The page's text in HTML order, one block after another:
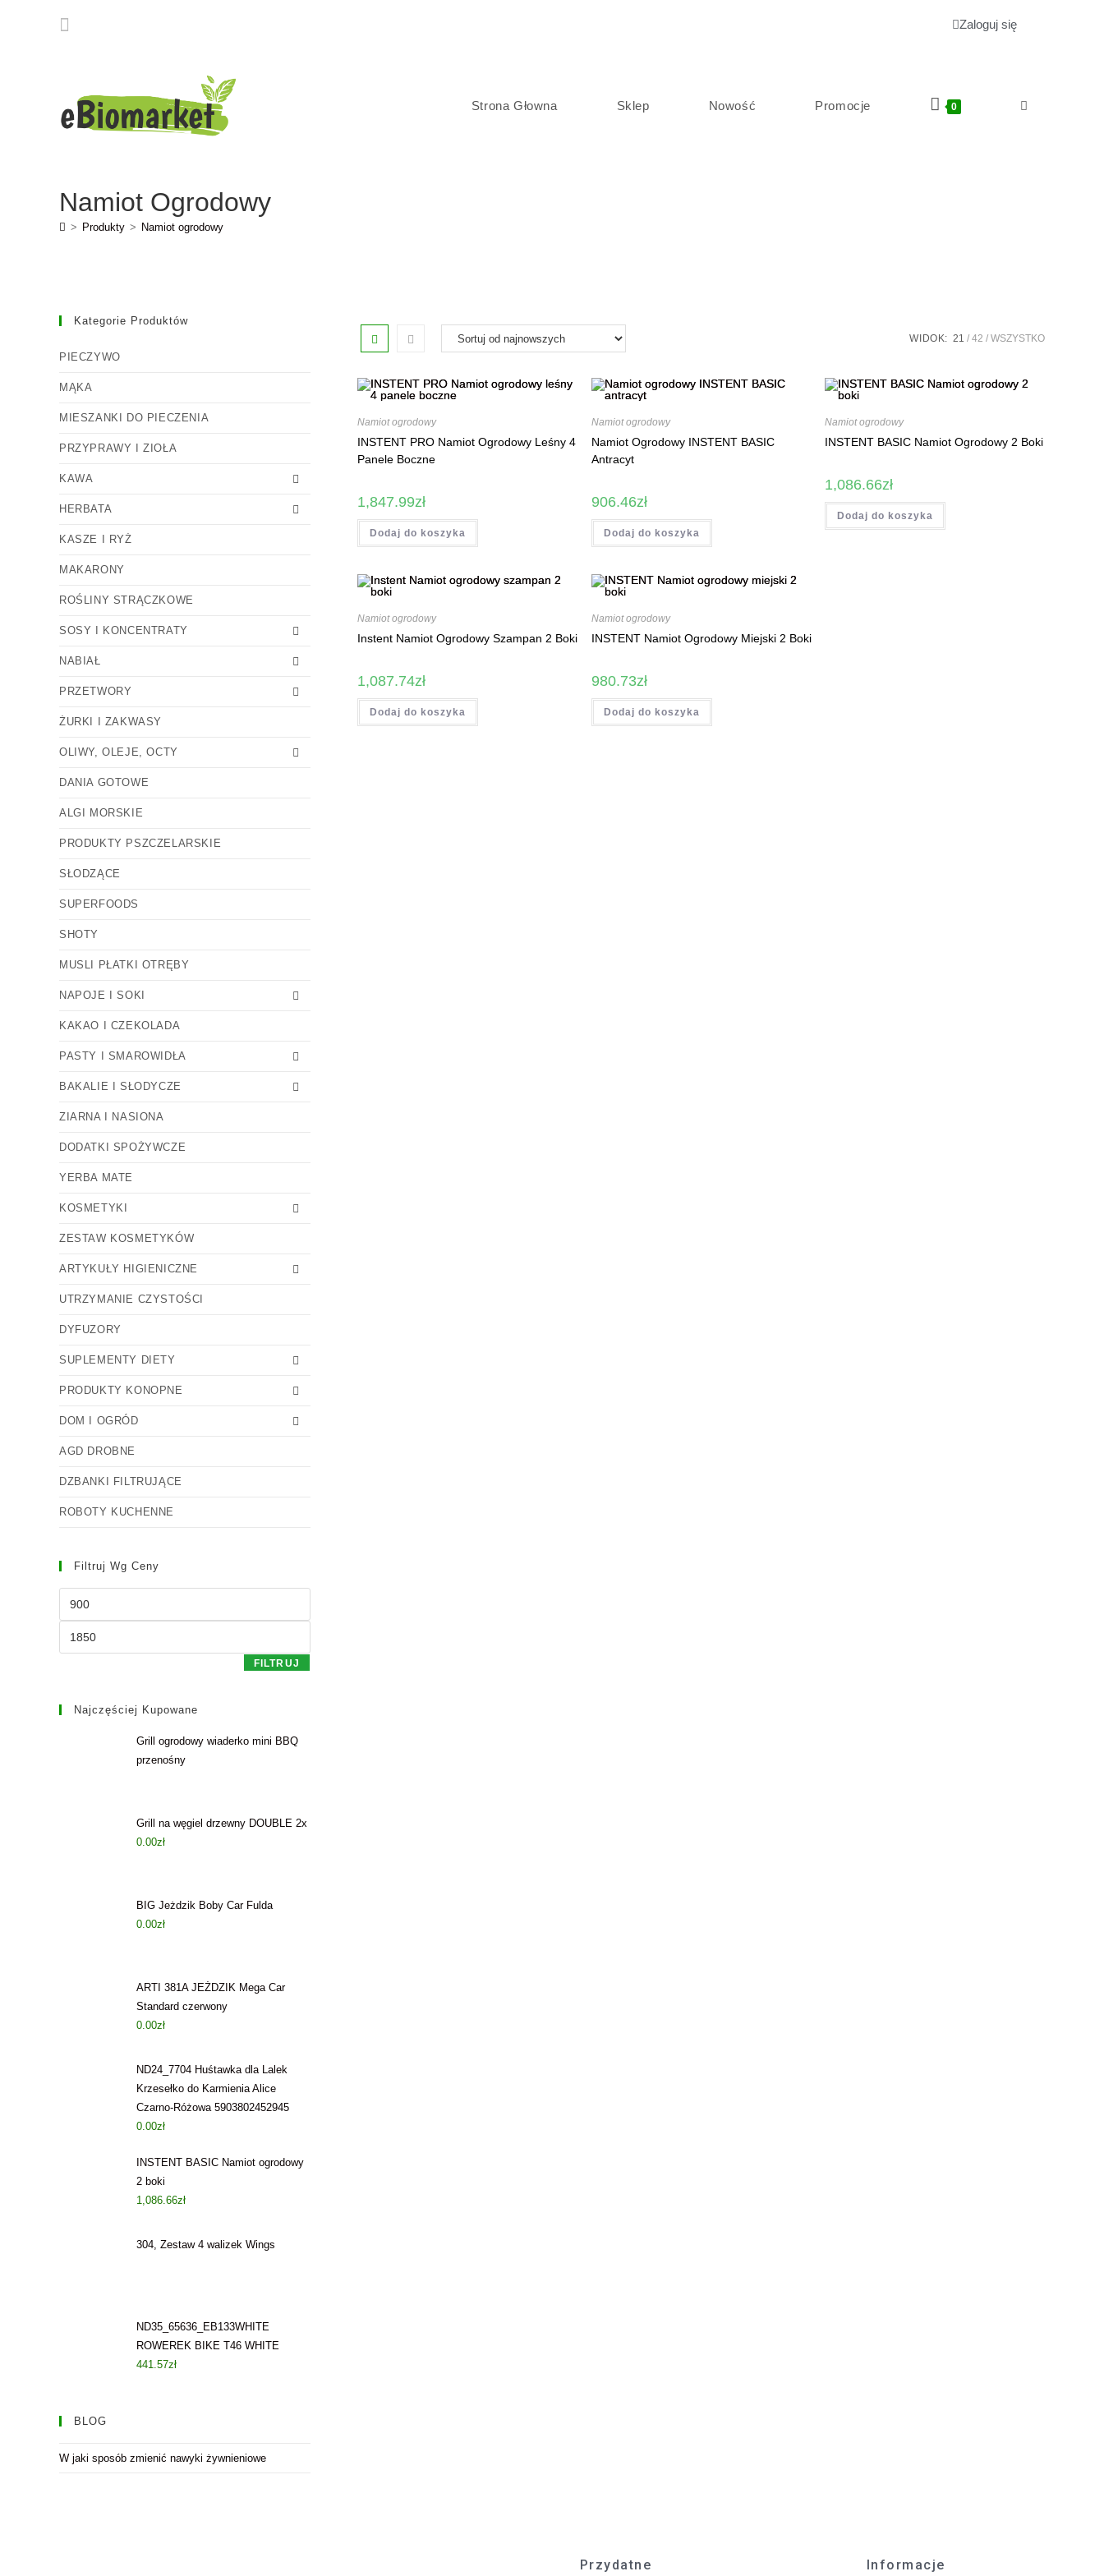
Zaloguj się
Strona Głowna Sklep Nowość Promocje 0
Namiot Ogrodowy
> Produkty > Namiot ogrodowy
WIDOK: 21 42 WSZYSTKO
Namiot ogrodowy
INSTENT PRO Namiot Ogrodowy Leśny 4
Panele Boczne
1,847.99zł
Dodaj do koszyka
Namiot ogrodowy
Namiot Ogrodowy INSTENT BASIC
Antracyt
906.46zł
Dodaj do koszyka
Namiot ogrodowy
INSTENT BASIC Namiot Ogrodowy 2 Boki
1,086.66zł
Dodaj do koszyka
Namiot ogrodowy
Instent Namiot Ogrodowy Szampan 2 Boki
1,087.74zł
Dodaj do koszyka
Namiot ogrodowy
INSTENT Namiot Ogrodowy Miejski 2 Boki
980.73zł
Dodaj do koszyka
Kategorie Produktów
PIECZYWO
MĄKA
MIESZANKI DO PIECZENIA
PRZYPRAWY I ZIOŁA
KAWA
HERBATA
KASZE I RYŻ
MAKARONY
ROŚLINY STRĄCZKOWE
SOSY I KONCENTRATY
NABIAŁ
PRZETWORY
ŻURKI I ZAKWASY
OLIWY, OLEJE, OCTY
DANIA GOTOWE
ALGI MORSKIE
PRODUKTY PSZCZELARSKIE
SŁODZĄCE
SUPERFOODS
SHOTY
MUSLI PŁATKI OTRĘBY
NAPOJE I SOKI
KAKAO I CZEKOLADA
PASTY I SMAROWIDŁA
BAKALIE I SŁODYCZE
ZIARNA I NASIONA
DODATKI SPOŻYWCZE
YERBA MATE
KOSMETYKI
ZESTAW KOSMETYKÓW
ARTYKUŁY HIGIENICZNE
UTRZYMANIE CZYSTOŚCI
DYFUZORY
SUPLEMENTY DIETY
PRODUKTY KONOPNE
DOM I OGRÓD
AGD DROBNE
DZBANKI FILTRUJĄCE
ROBOTY KUCHENNE
Filtruj Wg Ceny
FILTRUJ
Najczęściej Kupowane
Grill ogrodowy wiaderko mini BBQ
przenośny
Grill na węgiel drzewny DOUBLE 2x
0.00zł
BIG Jeżdzik Boby Car Fulda
0.00zł
ARTI 381A JEŻDZIK Mega Car
Standard czerwony
0.00zł
ND24_7704 Huśtawka dla Lalek
Krzesełko do Karmienia Alice
Czarno-Różowa 5903802452945
0.00zł
INSTENT BASIC Namiot ogrodowy
2 boki
1,086.66zł
304, Zestaw 4 walizek Wings
ND35_65636_EB133WHITE
ROWEREK BIKE T46 WHITE
441.57zł
BLOG
W jaki sposób zmienić nawyki żywnieniowe
Przydatne Informacje